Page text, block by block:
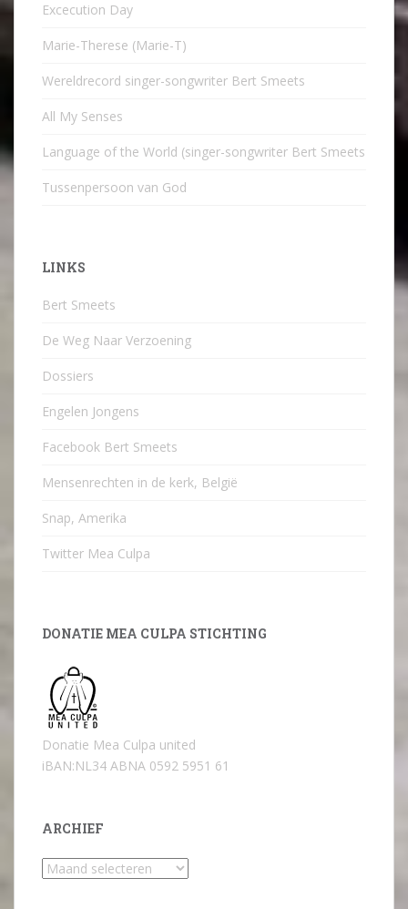
Excecution Day
Marie-Therese (Marie-T)
Wereldrecord singer-songwriter Bert Smeets
All My Senses
Language of the World (singer-songwriter Bert Smeets
Tussenpersoon van God
LINKS
Bert Smeets
De Weg Naar Verzoening
Dossiers
Engelen Jongens
Facebook Bert Smeets
Mensenrechten in de kerk, België
Snap, Amerika
Twitter Mea Culpa
DONATIE MEA CULPA STICHTING
Donatie Mea Culpa united
iBAN:NL34 ABNA 0592 5951 61
ARCHIEF
Archief